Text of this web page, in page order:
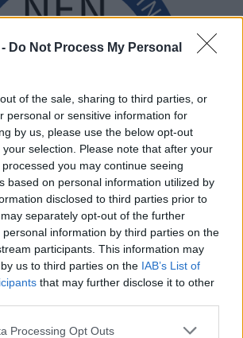
Do Not Process My Personal
of the sale, sharing to third parties, or
personal or sensitive information for
by us, please use the below opt-out
selection. Please note that after your
you may continue seeing
based on personal information utilized by
disclosed to third parties prior to
separately opt-out of the further
information by third parties on the
participants. This information may
us to third parties on the IAB’s List of
that may further disclose it to other
Processing Opt Outs